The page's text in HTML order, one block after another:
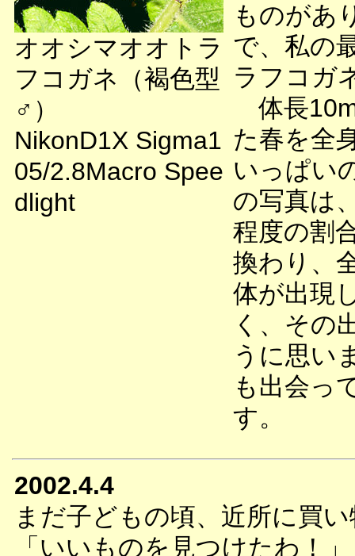
オオシマオオトラ
フコガネ（褐色型
♂）
NikonD1X Sigma1
05/2.8Macro Spee
dlight
ものがあ
で、私の
ラフコガ
体長
た春を全
いっぱい
の写真は
程度の割
換わり、
体が出現
く、その
うに思い
も出会っ
す。
2002.4.4
まだ子どもの頃、近所に買
「いいものを見つけたわ！